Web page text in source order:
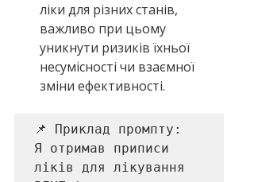
ліки для різних станів,
важливо при цьому
уникнути ризиків їхньої
несумісності чи взаємної
зміни ефективності.
📌 Приклад промпту:
Я отримав приписи
ліків для лікування